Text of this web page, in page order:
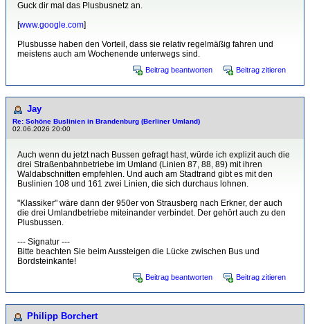
Guck dir mal das Plusbusnetz an.
[www.google.com]
Plusbusse haben den Vorteil, dass sie relativ regelmäßig fahren und
meistens auch am Wochenende unterwegs sind.
Beitrag beantworten Beitrag zitieren
Jay
Re: Schöne Buslinien in Brandenburg (Berliner Umland)
02.06.2026 20:00
Auch wenn du jetzt nach Bussen gefragt hast, würde ich explizit auch die
drei Straßenbahnbetriebe im Umland (Linien 87, 88, 89) mit ihren
Waldabschnitten empfehlen. Und auch am Stadtrand gibt es mit den
Buslinien 108 und 161 zwei Linien, die sich durchaus lohnen.
"Klassiker" wäre dann der 950er von Strausberg nach Erkner, der auch
die drei Umlandbetriebe miteinander verbindet. Der gehört auch zu den
Plusbussen.
--- Signatur ---
Bitte beachten Sie beim Aussteigen die Lücke zwischen Bus und
Bordsteinkante!
Beitrag beantworten Beitrag zitieren
Philipp Borchert